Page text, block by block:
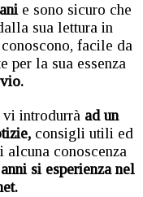
e sono sicuro che
sua lettura in
facile da
per la sua essenza
vi introdurrà ad un
consigli utili ed
alcuna conoscenza
si esperienza nel